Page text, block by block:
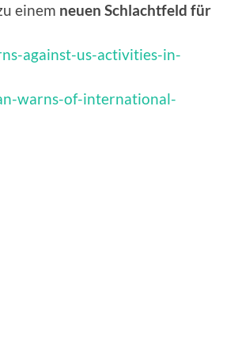
einem neuen Schlachtfeld für
against-us-activities-in-
warns-of-international-